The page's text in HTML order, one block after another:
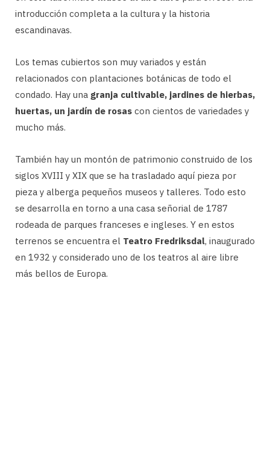
introducción completa a la cultura y la historia
escandinavas.
Los temas cubiertos son muy variados y están
relacionados con plantaciones botánicas de todo el
condado. Hay una granja cultivable, jardines de hierbas,
huertas, un jardín de rosas con cientos de variedades y
mucho más.
También hay un montón de patrimonio construido de los
siglos XVIII y XIX que se ha trasladado aquí pieza por
pieza y alberga pequeños museos y talleres. Todo esto
se desarrolla en torno a una casa señorial de 1787
rodeada de parques franceses e ingleses. Y en estos
terrenos se encuentra el Teatro Fredriksdal, inaugurado
en 1932 y considerado uno de los teatros al aire libre
más bellos de Europa.